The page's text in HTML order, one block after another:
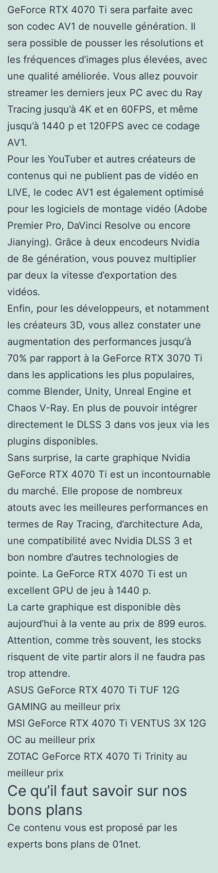
GeForce RTX 4070 Ti sera parfaite avec
son codec AV1 de nouvelle génération. Il
sera possible de pousser les résolutions et
les fréquences d’images plus élevées, avec
une qualité améliorée. Vous allez pouvoir
streamer les derniers jeux PC avec du Ray
Tracing jusqu’à 4K et en 60FPS, et même
jusqu’à 1440 p et 120FPS avec ce codage
AV1.
Pour les YouTuber et autres créateurs de
contenus qui ne publient pas de vidéo en
LIVE, le codec AV1 est également optimisé
pour les logiciels de montage vidéo (Adobe
Premier Pro, DaVinci Resolve ou encore
Jianying). Grâce à deux encodeurs Nvidia
de 8e génération, vous pouvez multiplier
par deux la vitesse d’exportation des
vidéos.
Enfin, pour les développeurs, et notamment
les créateurs 3D, vous allez constater une
augmentation des performances jusqu’à
70% par rapport à la GeForce RTX 3070 Ti
dans les applications les plus populaires,
comme Blender, Unity, Unreal Engine et
Chaos V-Ray. En plus de pouvoir intégrer
directement le DLSS 3 dans vos jeux via les
plugins disponibles.
Sans surprise, la carte graphique Nvidia
GeForce RTX 4070 Ti est un incontournable
du marché. Elle propose de nombreux
atouts avec les meilleures performances en
termes de Ray Tracing, d’architecture Ada,
une compatibilité avec Nvidia DLSS 3 et
bon nombre d’autres technologies de
pointe. La GeForce RTX 4070 Ti est un
excellent GPU de jeu à 1440 p.
La carte graphique est disponible dès
aujourd’hui à la vente au prix de 899 euros.
Attention, comme très souvent, les stocks
risquent de vite partir alors il ne faudra pas
trop attendre.
ASUS GeForce RTX 4070 Ti TUF 12G
GAMING au meilleur prix
MSI GeForce RTX 4070 Ti VENTUS 3X 12G
OC au meilleur prix
ZOTAC GeForce RTX 4070 Ti Trinity au
meilleur prix
Ce qu’il faut savoir sur nos
bons plans
Ce contenu vous est proposé par les
experts bons plans de 01net.